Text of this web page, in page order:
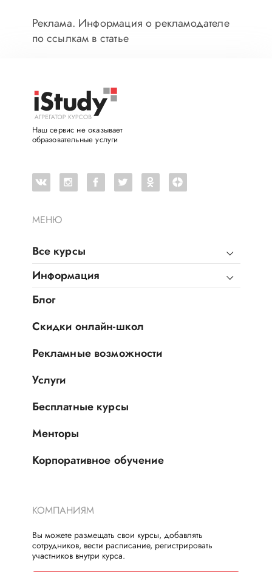
Реклама. Информация о рекламодателе
по ссылкам в статье
МЕНЮ
Все курсы
Информация
Блог
Скидки онлайн-школ
Рекламные возможности
Услуги
Бесплатные курсы
Менторы
Корпоративное обучение
Наш сервис не оказывает
образовательные услуги
КОМПАНИЯМ
Вы можете размещать свои курсы, добавлять
сотрудников, вести расписание, регистрировать
участников внутри курса.